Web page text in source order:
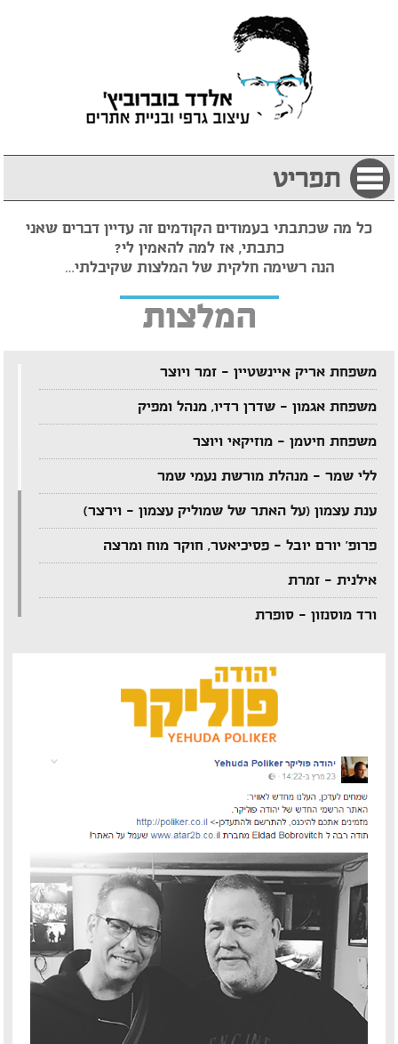
תפריט
כל מה שכתבתי בעמודים הקודמים זה עדיין דברים שאני
כתבתי, אז למה להאמין לי?
הנה רשימה חלקית של המלצות שקיבלתי…
המלצות
משפחת אריק איינשטיין – זמר ויוצר
משפחת אגמון – שדרן רדיו, מנהל ומפיק
משפחת חיטמן – מוזיקאי ויוצר
ללי שמר – מנהלת מורשת נעמי שמר
ענת עצמון (על האתר של שמוליק עצמון – וירצר)
פרופ' יורם יובל – פסיכיאטר, חוקר מוח ומרצה
אילנית – זמרת
ורד מוסנזון – סופרת
אביהו מדינה – מוזיקאי ויוצר
יענקל'ה רוטבליט – איש כותב
צדי צרפתי – במאי תיאטרון וטלוויזיה
אבי בללי – מוזיקאי ויוצר
פיטר רוט – מוזיקאי ויוצר
דודי לוי – מוזיקאי, גיטריסט ויוצר
הצג עוד המלצות >>